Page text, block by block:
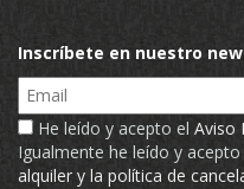
Inscríbete en nuestro
Email
He leído y acepto el Aviso
Igualmente he leído y acepto
alquiler y la política de